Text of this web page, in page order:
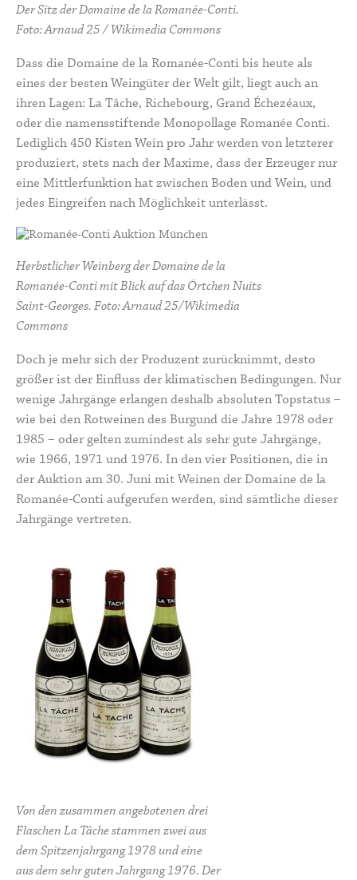
Der Sitz der Domaine de la Romanée-Conti.
Foto: Arnaud 25 / Wikimedia Commons
Dass die Domaine de la Romanée-Conti bis heute als
eines der besten Weingüter der Welt gilt, liegt auch an
ihren Lagen: La Tâche, Richebourg, Grand Échezéaux,
oder die namensstiftende Monopollage Romanée Conti.
Lediglich 450 Kisten Wein pro Jahr werden von letzterer
produziert, stets nach der Maxime, dass der Erzeuger nur
eine Mittlerfunktion hat zwischen Boden und Wein, und
jedes Eingreifen nach Möglichkeit unterlässt.
Herbstlicher Weinberg der Domaine de la
Romanée-Conti mit Blick auf das Örtchen Nuits
Saint-Georges. Foto: Arnaud 25/Wikimedia
Commons
Doch je mehr sich der Produzent zurücknimmt, desto
größer ist der Einfluss der klimatischen Bedingungen. Nur
wenige Jahrgänge erlangen deshalb absoluten Topstatus –
wie bei den Rotweinen des Burgund die Jahre 1978 oder
1985 – oder gelten zumindest als sehr gute Jahrgänge,
wie 1966, 1971 und 1976. In den vier Positionen, die in
der Auktion am 30. Juni mit Weinen der Domaine de la
Romanée-Conti aufgerufen werden, sind sämtliche dieser
Jahrgänge vertreten.
Von den zusammen angebotenen drei
Flaschen La Tâche stammen zwei aus
dem Spitzenjahrgang 1978 und eine
aus dem sehr guten Jahrgang 1976. Der